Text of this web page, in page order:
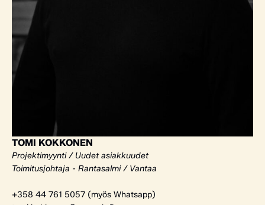
TOMI KOKKONEN
Projektimyynti / Uudet asiakkuudet
Toimitusjohtaja - Rantasalmi / Vantaa
+358 44 761 5057 (myös Whatsapp)